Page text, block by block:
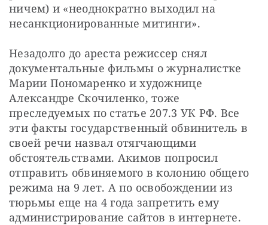
ничем) и «неоднократно выходил на
несанкционированные митинги».
Незадолго до ареста режиссер снял
документальные фильмы о журналистке
Марии Пономаренко и художнице
Александре Скочиленко, тоже
преследуемых по статье 207.3 УК РФ. Все
эти факты государственный обвинитель в
своей речи назвал отягчающими
обстоятельствами. Акимов попросил
отправить обвиняемого в колонию общего
режима на 9 лет. А по освобождении из
тюрьмы еще на 4 года запретить ему
администрирование сайтов в интернете.